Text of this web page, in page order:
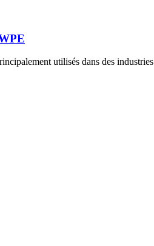
utilisés dans des